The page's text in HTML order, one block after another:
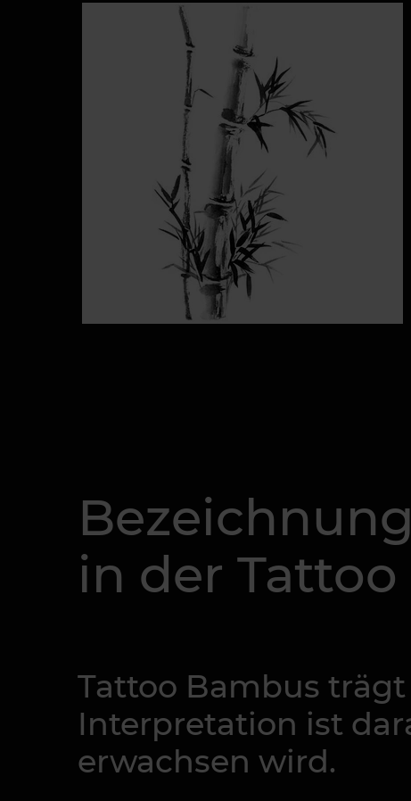
Bezeichnung
in der
Tattoo Bambus
Interpretation ist
erwachsen wird.